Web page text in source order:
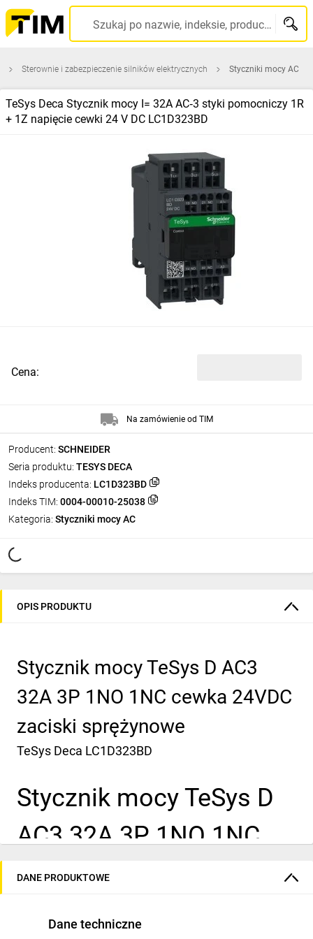
Szukaj po nazwie, indeksie, producencie, kodzie kreskowym...
Sterownie i zabezpieczenie silników elektrycznych Styczniki mocy AC
TeSys Deca Stycznik mocy I= 32A AC‑3 styki pomocniczy 1R
+ 1Z napięcie cewki 24 V DC LC1D323BD
Producent: SCHNEIDER
Seria produktu: TESYS DECA
Indeks producenta: LC1D323BD
Indeks TIM: 0004-00010-25038
Kategoria: Styczniki mocy AC
Cena:
Na zamówienie od TIM
OPIS PRODUKTU
Stycznik mocy TeSys D AC3
32A 3P 1NO 1NC cewka 24VDC
zaciski sprężynowe
TeSys Deca LC1D323BD
Stycznik mocy TeSys D
AC3 32A 3P 1NO 1NC
cewka 24VDC zaciski
sprężynowe
DANE PRODUKTOWE
Dane techniczne